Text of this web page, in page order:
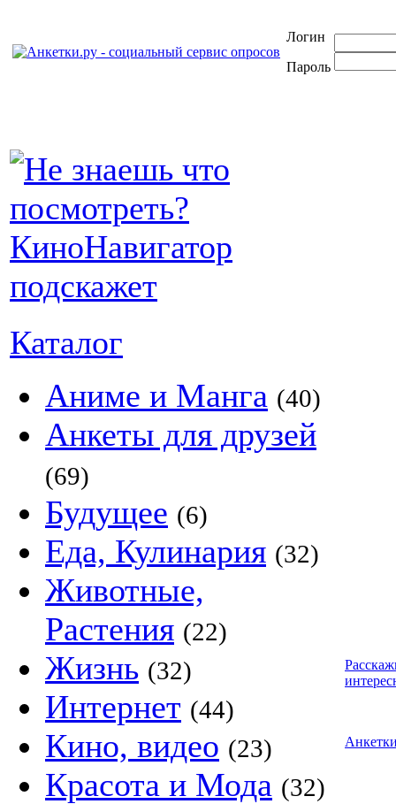
Логин
Пароль
Каталог
Аниме и Манга (40)
Анкеты для друзей
(69)
Будущее (6)
Еда, Кулинария (32)
Животные,
Растения (22)
Жизнь (32)
Интернет (44)
Кино, видео (23)
Красота и Мода (32)